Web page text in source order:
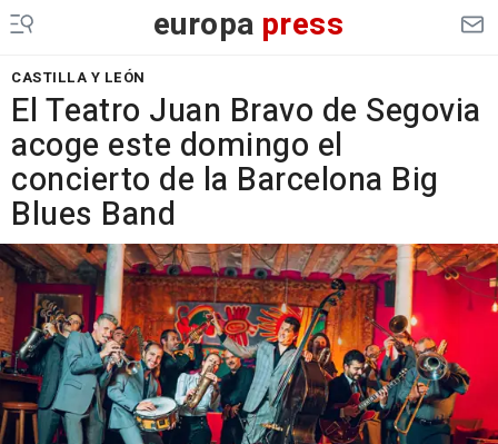
europa press
CASTILLA Y LEÓN
El Teatro Juan Bravo de Segovia
acoge este domingo el
concierto de la Barcelona Big
Blues Band